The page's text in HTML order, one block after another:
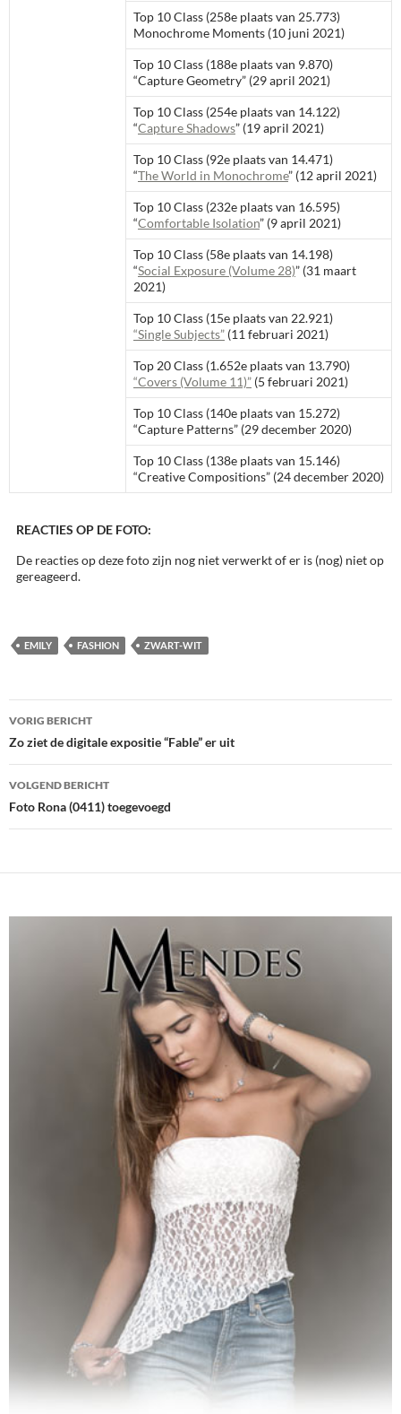
Top 10 Class (258e plaats van 25.773)
Monochrome Moments (10 juni 2021)
Top 10 Class (188e plaats van 9.870)
“Capture Geometry” (29 april 2021)
Top 10 Class (254e plaats van 14.122)
“Capture Shadows” (19 april 2021)
Top 10 Class (92e plaats van 14.471)
“The World in Monochrome” (12 april 2021)
Top 10 Class (232e plaats van 16.595)
“Comfortable Isolation” (9 april 2021)
Top 10 Class (58e plaats van 14.198)
“Social Exposure (Volume 28)” (31 maart
2021)
Top 10 Class (15e plaats van 22.921)
“Single Subjects” (11 februari 2021)
Top 20 Class (1.652e plaats van 13.790)
“Covers (Volume 11)” (5 februari 2021)
Top 10 Class (140e plaats van 15.272)
“Capture Patterns” (29 december 2020)
Top 10 Class (138e plaats van 15.146)
“Creative Compositions” (24 december 2020)
REACTIES OP DE FOTO:
De reacties op deze foto zijn nog niet verwerkt of er is (nog) niet op
gereageerd.
EMILY FASHION ZWART-WIT
Bericht
navigatie
VORIG BERICHT
Zo ziet de digitale expositie “Fable” er uit
VOLGEND BERICHT
Foto Rona (0411) toegevoegd